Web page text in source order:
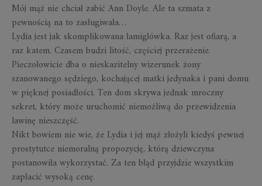
Mój mąż nie chciał zabić Ann Doyle. Ale ta szmata z
pewnością na to zasługiwała…
Lydia jest jak skomplikowana łamigłówka. Raz jest ofiarą, a
raz katem. Czasem budzi litość, częściej przerażenie.
Pieczołowicie dba o nieskazitelny wizerunek żony
szanowanego sędziego, kochającej matki jedynaka i pani domu
w pięknej posiadłości. Ten dom skrywa jednak mroczny
sekret, który może uruchomić niemożliwą do przewidzenia
lawinę nieszczęść.
Nikt bowiem nie wie, że Lydia i jej mąż złożyli kiedyś pewnej
prostytutce niemoralną propozycję, którą dziewczyna
postanowiła wykorzystać. Za ten błąd przyjdzie wszystkim
zapłacić wysoką cenę.